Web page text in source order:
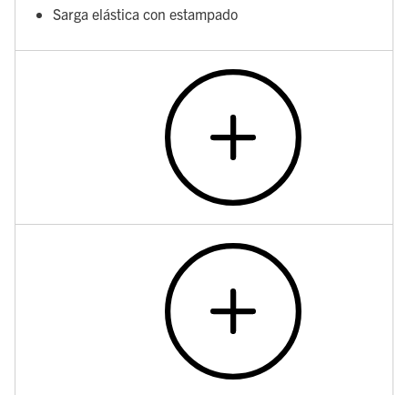
Sarga elástica con estampado